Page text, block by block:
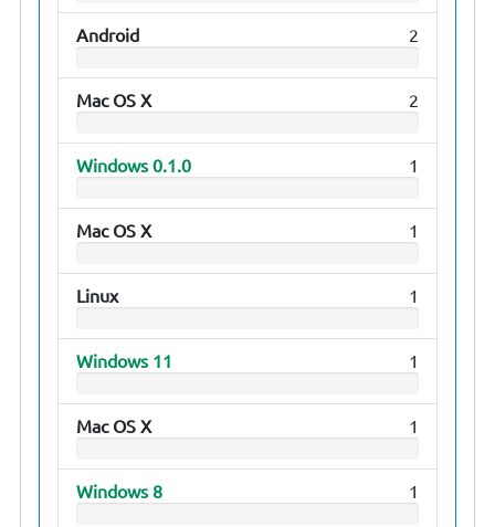
Android 2
Mac OS X 2
Windows 0.1.0 1
Mac OS X 1
Linux 1
Windows 11 1
Mac OS X 1
Windows 8 1